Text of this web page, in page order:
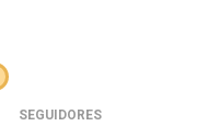
SEGUIDORES